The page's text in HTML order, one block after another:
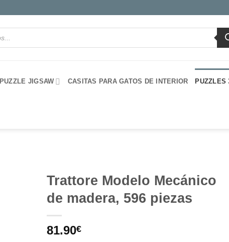
PUZZLE JIGSAW CASITAS PARA GATOS DE INTERIOR PUZZLES
Trattore Modelo Mecánico
de madera, 596 piezas
81.90€